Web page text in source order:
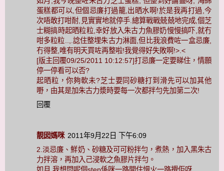
蛋糕都可以,但個忌廉打過籠,出晒水啊!於是我再打過,今
次唔敢打咁耐,見實實地就停手.總算戰戰兢兢地完成,個芝
士糊搞時起晒粒粒,幸好放入朱古力魚膠奶慢慢搞吓,就冇
咁多粒粒..,.諗住整埋朱古力淋面,但比我浪費咗一盒忌廉,
冇得整,唯有明天買咗再整啦!我覺得好失敗啊!>.<
[版主回覆09/25/2011 10:12:57]打忌廉一定要睇住，情願
停一停看可以否?
起晒粒，你夠軟未?芝士要同砂糖打到滑先可以加其他
嘢，由其是加朱古力漿時要每一次都拌勻先加第二次!
回覆
靚囡媽咪 2011年9月22日 下午6:09
2.淡忌廉、鮮奶、砂糖及可可粉拌勻，煮熱，加入黑朱古
力拌溶，再加入己浸軟之魚膠片拌勻。